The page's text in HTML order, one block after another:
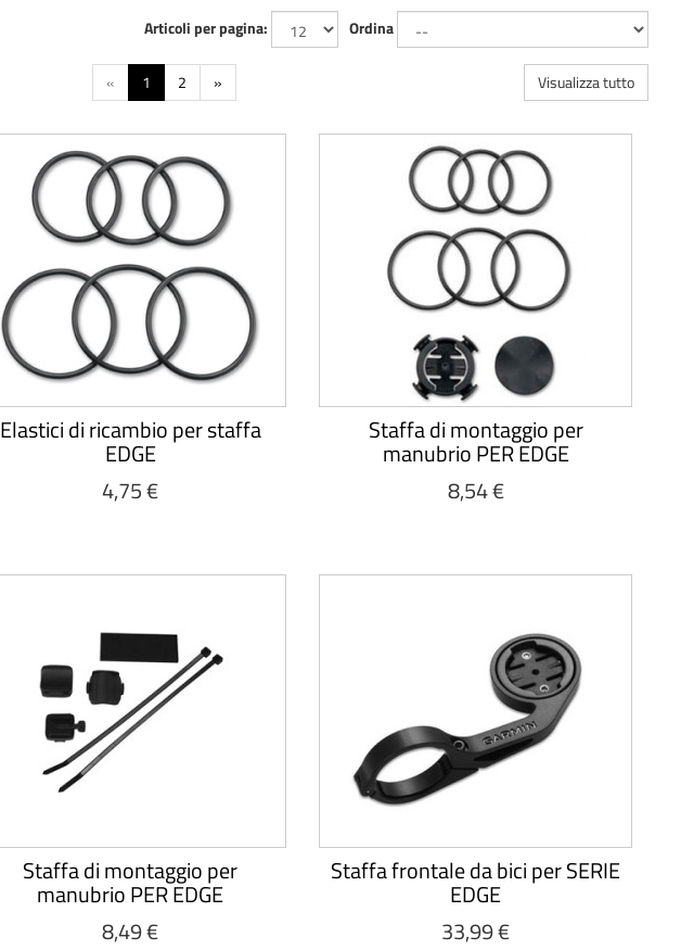
Ordina
Articoli per pagina:
« 1 2 » Visualizza tutto
Elastici di ricambio per staffa
EDGE
4,75 €
Staffa di montaggio per
manubrio PER EDGE
8,54 €
Staffa di montaggio per
manubrio PER EDGE
8,49 €
Staffa frontale da bici per SERIE
EDGE
33,99 €